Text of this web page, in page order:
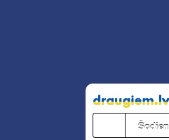
Pāriet
uz
saturu
Šodien